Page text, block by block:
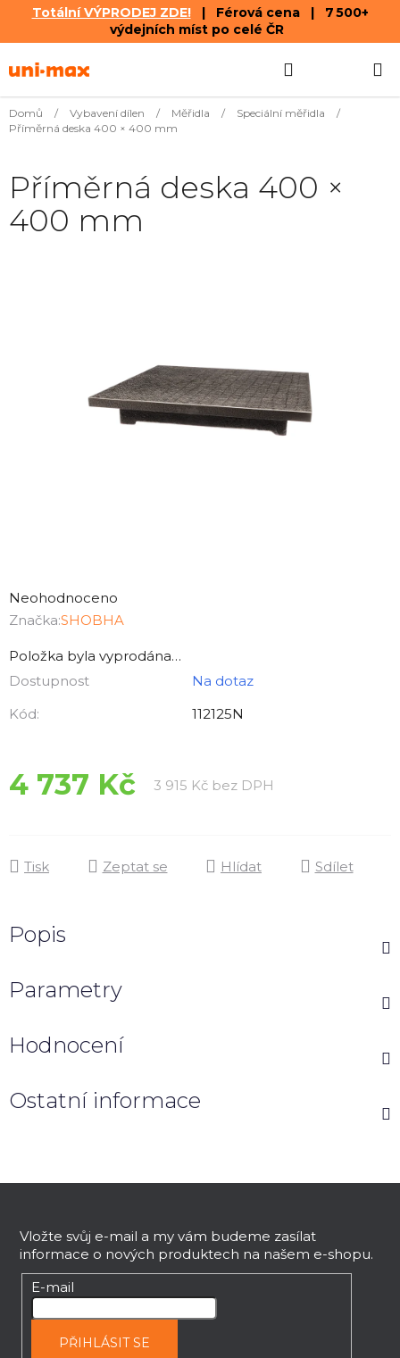
Totální VÝPRODEJ ZDE!| Férová cena | 7 500+
výdejních míst po celé ČR
na
KOŠÍK
Domů / Vybavení dílen / Měřidla / Speciální měřidla
/
Příměrná deska 400 × 400 mm
hodnocení
produktu
0,0
z
5
Neohodnoceno
Značka:SHOBHA
Položka byla vyprodána…
Dostupnost
Na dotaz
Kód:
112125N
4 737 Kč 3 915 Kč bez DPH
Tisk Zeptat se Hlídat Sdílet
Příměrná deska 400 ×
400 mm
Popis
Parametry
Hodnocení
Ostatní informace
Vložte svůj e-mail a my vám budeme zasílat
informace o nových produktech na našem e-shopu.
E-mail
PŘIHLÁSIT SE